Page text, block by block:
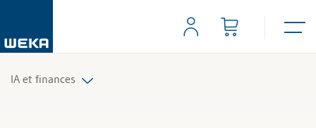
IA et finances